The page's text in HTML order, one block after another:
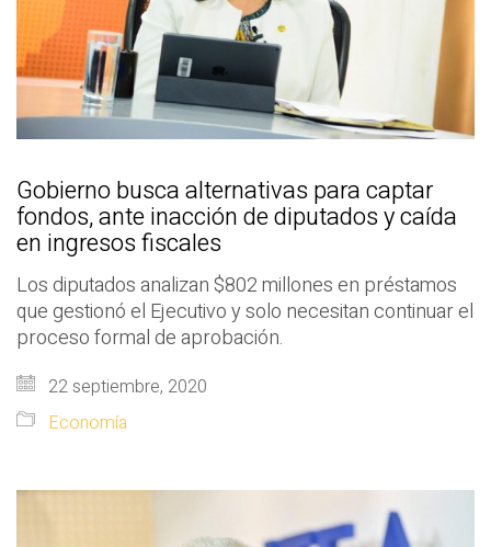
Gobierno busca alternativas para captar
fondos, ante inacción de diputados y caída
en ingresos fiscales
Los diputados analizan $802 millones en préstamos
que gestionó el Ejecutivo y solo necesitan continuar el
proceso formal de aprobación.
22 septiembre, 2020
Economía